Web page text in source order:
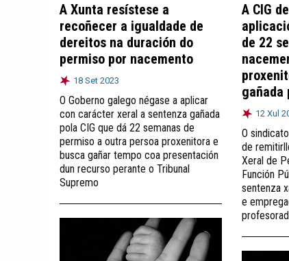
A Xunta resístese a
recoñecer a igualdade de
dereitos na duración do
permiso por nacemento
18 Set 2023
O Goberno galego négase a aplicar
con carácter xeral a sentenza gañada
pola CIG que dá 22 semanas de
permiso a outra persoa proxenitora e
busca gañar tempo coa presentación
dun recurso perante o Tribunal
Supremo
A CIG
de 22
gañada
12 Xul
O
de
Xeral de
Función
sentenza
e